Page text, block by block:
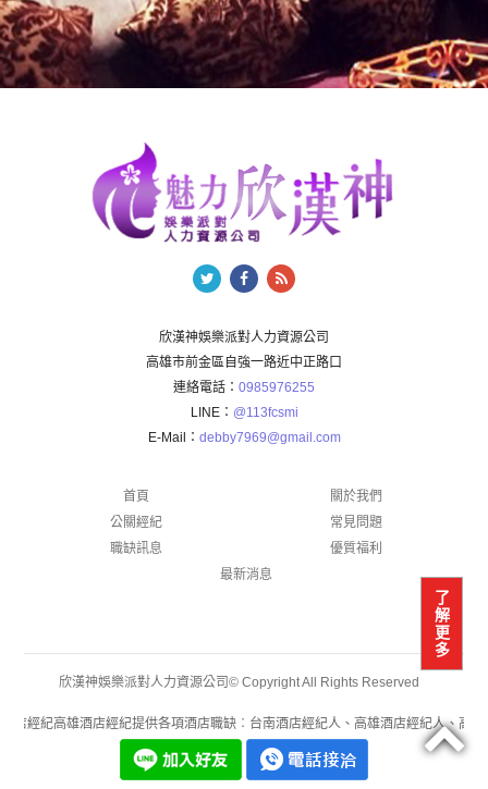
了
解
更
多
欣漢神娛樂派對人力資源公司
高雄市前金區自強一路近中正路口
連絡電話： 0985976255
LINE： @113fcsmi
E-Mail： debby7969@gmail.com
首頁
關於我們
公關經紀
常見問題
職缺訊息
優質福利
最新消息
欣漢神娛樂派對人力資源公司© Copyright All Rights Reserved
店經紀高雄酒店經紀提供各項酒店職缺︰台南酒店經紀人、高雄酒店經紀人、高